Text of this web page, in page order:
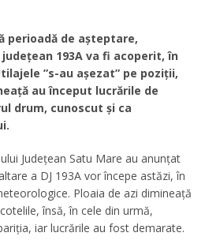
perioadă de așteptare,
193A va fi acoperit, în
”s-au așezat” pe poziții,
au început lucrările de
drum, cunoscut și ca
Județean Satu Mare au anunțat
a DJ 193A vor începe astăzi, în
Ploaia de azi dimineață
însă, în cele din urmă,
iar lucrările au fost demarate.